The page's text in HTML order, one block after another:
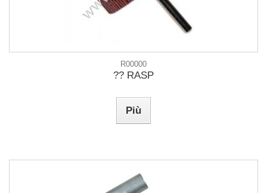
R00000
?? RASP
Più